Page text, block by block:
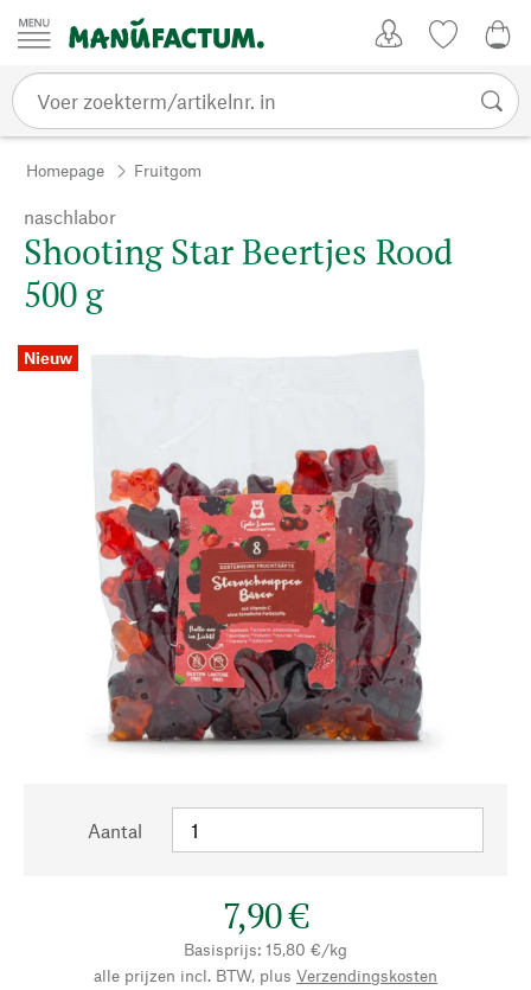
Passer au contenu
Homepage Fruitgom
naschlabor
Shooting Star Beertjes Rood
500 g
Nieuw
Aantal
7,90 €
Basisprijs: 15,80 €/kg
alle prijzen incl. BTW, plus Verzendingskosten